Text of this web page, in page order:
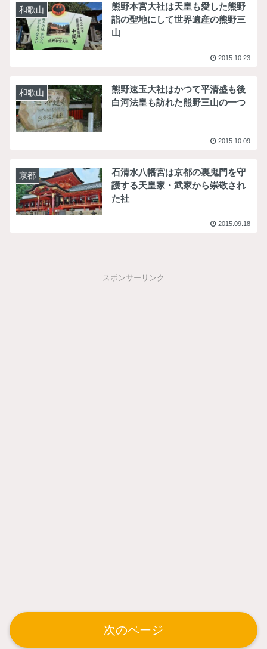
和歌山
熊野本宮大社は天皇も愛した熊野
詣の聖地にして世界遺産の熊野三
山
2015.10.23
和歌山
熊野速玉大社はかつて平清盛も後
白河法皇も訪れた熊野三山の一つ
2015.10.09
京都
石清水八幡宮は京都の裏鬼門を守
護する天皇家・武家から崇敬され
た社
2015.09.18
スポンサーリンク
次のページ